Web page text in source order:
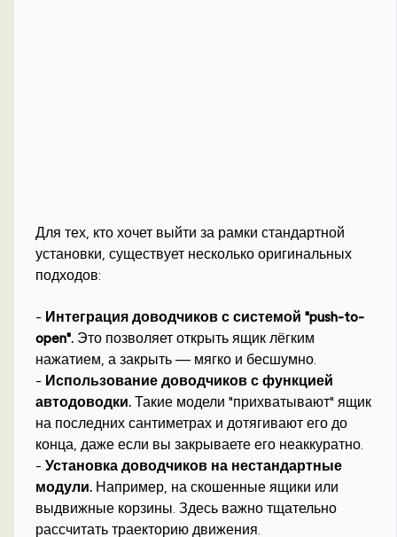
Для тех, кто хочет выйти за рамки стандартной
установки, существует несколько оригинальных
подходов:
- Интеграция доводчиков с системой "push-to-
open". Это позволяет открыть ящик лёгким
нажатием, а закрыть — мягко и бесшумно.
- Использование доводчиков с функцией
автодоводки. Такие модели "прихватывают" ящик
на последних сантиметрах и дотягивают его до
конца, даже если вы закрываете его неаккуратно.
-Установка доводчиков на нестандартные
модули. Например, на скошенные ящики или
выдвижные корзины. Здесь важно тщательно
рассчитать траекторию движения.